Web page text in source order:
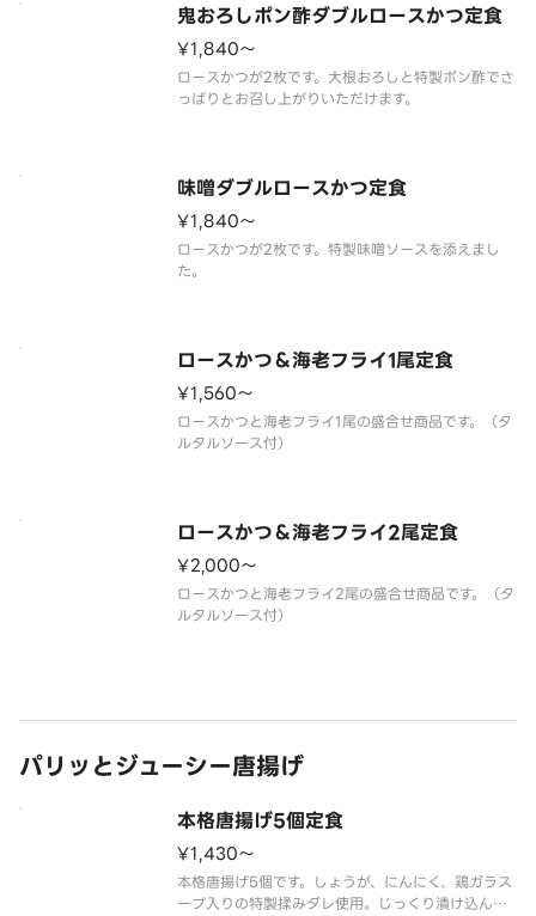
鬼おろしポン酢ダブルロースかつ定食
¥1,840〜
ロースかつが2枚です。大根おろしと特製ポン酢でさ
っぱりとお召し上がりいただけます。
味噌ダブルロースかつ定食
¥1,840〜
ロースかつが2枚です。特製味噌ソースを添えまし
た。
ロースかつ＆海老フライ1尾定食
¥1,560〜
ロースかつと海老フライ1尾の盛合せ商品です。（タ
ロースかつ＆海老フライ2尾定食
¥2,000〜
ロースかつと海老フライ2尾の盛合せ商品です。（タ
パリッとジューシー唐揚げ
本格唐揚げ5個定食
¥1,430〜
本格唐揚げ5個です。しょうが、にんにく、鶏ガラス
ープ入りの特製揉みダレ使用。じっくり漬け込んだ